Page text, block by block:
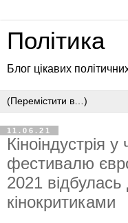
Політика
Блог цікавих
11.06.21
Кіноіндустрія
фестивалю
2021 відбулась
кінокритиками